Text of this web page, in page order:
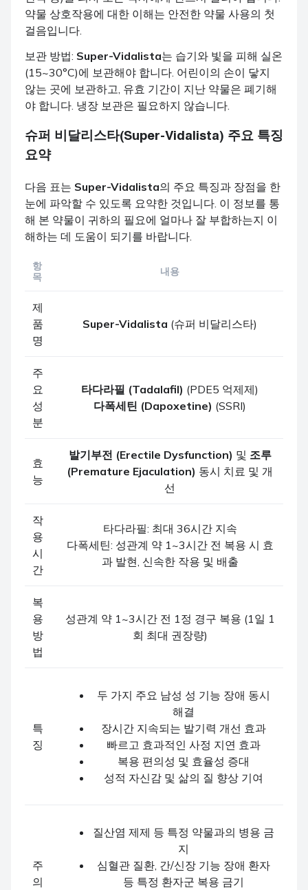
약물 상호작용에 대한 이해는 안전한 약물 사용의 첫
걸음입니다.
보관 방법: Super-Vidalista는 습기와 빛을 피해 실온
(15~30°C)에 보관해야 합니다. 어린이의 손이 닿지
않는 곳에 보관하고, 유효 기간이 지난 약물은 폐기해
야 합니다. 냉장 보관은 필요하지 않습니다.
슈퍼 비달리스타(Super-Vidalista) 주요 특징
요약
다음 표는 Super-Vidalista의 주요 특징과 장점을 한
눈에 파악할 수 있도록 요약한 것입니다. 이 정보를 통
해 본 약물이 귀하의 필요에 얼마나 잘 부합하는지 이
해하는 데 도움이 되기를 바랍니다.
항
목
내용
제
품
명
Super-Vidalista (슈퍼 비달리스타)
주
요
성
분
타다라필 (Tadalafil) (PDE5 억제제)
다폭세틴 (Dapoxetine) (SSRI)
효
능
발기부전 (Erectile Dysfunction) 및 조루
(Premature Ejaculation) 동시 치료 및 개
선
작
용
시
간
타다라필: 최대 36시간 지속
다폭세틴: 성관계 약 1~3시간 전 복용 시 효
과 발현, 신속한 작용 및 배출
복
용
방
법
성관계 약 1~3시간 전 1정 경구 복용 (1일 1
회 최대 권장량)
특
징
두 가지 주요 남성 성 기능 장애 동시
해결
장시간 지속되는 발기력 개선 효과
빠르고 효과적인 사정 지연 효과
복용 편의성 및 효율성 증대
성적 자신감 및 삶의 질 향상 기여
주
의
질산염 제제 등 특정 약물과의 병용 금
지
심혈관 질환, 간/신장 기능 장애 환자
등 특정 환자군 복용 금기